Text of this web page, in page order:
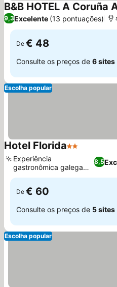
B&B HOTEL A Coruña
9,3Excelente (13 pontuações)
De € 48
Consulte os preços de 6 sites
Escolha popular
Hotel Florida2 Estrelas
8,5
Experiência
gastronômica galega
autêntica
De € 60
Consulte os preços de 5 sites
Escolha popular